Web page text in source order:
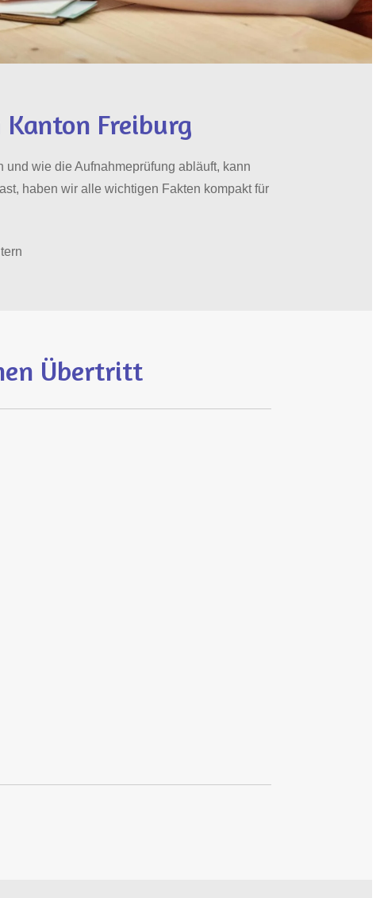
Freiburg
wie die Aufnahmeprüfung abläuft, kann
haben wir alle wichtigen Fakten kompakt für
Übertritt